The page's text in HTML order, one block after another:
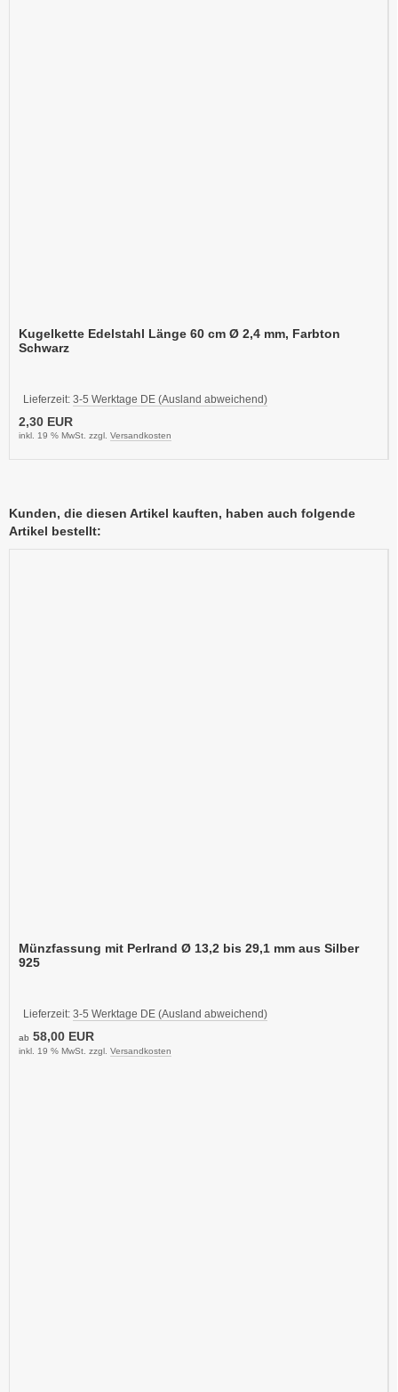
Kugelkette Edelstahl Länge 60 cm Ø 2,4 mm, Farbton
Schwarz
Lieferzeit: 3-5 Werktage DE (Ausland abweichend)
2,30 EUR
inkl. 19 % MwSt. zzgl. Versandkosten
Kunden, die diesen Artikel kauften, haben auch folgende
Artikel bestellt:
Münzfassung mit Perlrand Ø 13,2 bis 29,1 mm aus Silber
925
Lieferzeit: 3-5 Werktage DE (Ausland abweichend)
ab 58,00 EUR
inkl. 19 % MwSt. zzgl. Versandkosten